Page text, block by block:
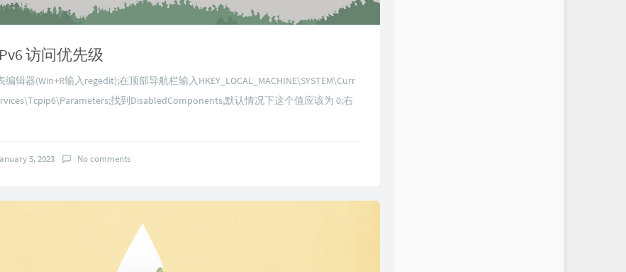
访问优先级
辑器(Win+R输入regedit);在顶部导航栏输入HKEY_LOCAL_MACHINE\SYSTEM\Curr
找到DisabledComponents,默认情况下这个值应该为 0;右
5, 2023 No comments